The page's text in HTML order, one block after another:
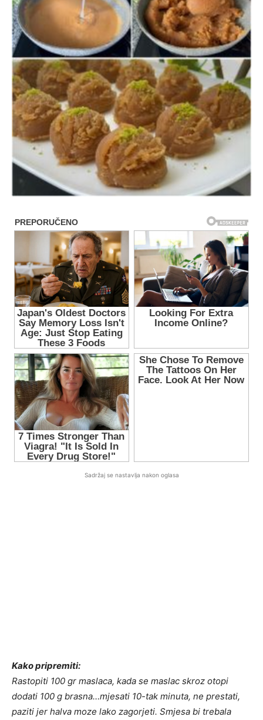
Sadržaj se nastavlja nakon oglasa
Kako pripremiti:
Rastopiti 100 gr maslaca, kada se maslac skroz otopi
dodati 100 g brasna…mjesati 10-tak minuta, ne prestati,
paziti jer halva moze lako zagorjeti. Smjesa bi trebala